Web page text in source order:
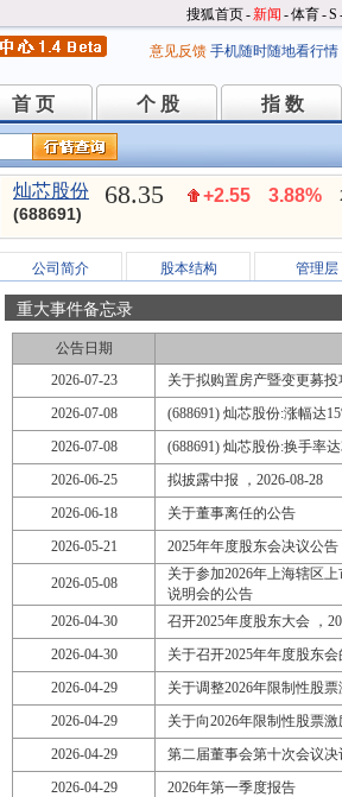
搜狐首页-新闻 -体育-S
意见反馈 手机随时随地看行情
首 页
首 页 个 股
个 股 指 数
指 数
灿芯股份
(688691)
68.35 +2.55 3.88%
公司简介 股本结构 管理层
重大事件备忘录
公告日期
2026-07-23
关于拟购置房产暨变更募
2026-07-08
(688691) 灿芯股份:涨幅达
2026-07-08
(688691) 灿芯股份:换手率
2026-06-25
拟披露中报 ，2026-08-28
2026-06-18
关于董事离任的公告
2026-05-21
2025年年度股东会决议公告
2026-05-08
关于参加2026年上海辖区
说明会的公告
2026-04-30
召开2025年度股东大会 ，
2026-04-30
关于召开2025年年度股东
2026-04-29
关于调整2026年限制性股
2026-04-29
关于向2026年限制性股票
2026-04-29
第二届董事会第十次会议决
2026-04-29
2026年第一季度报告